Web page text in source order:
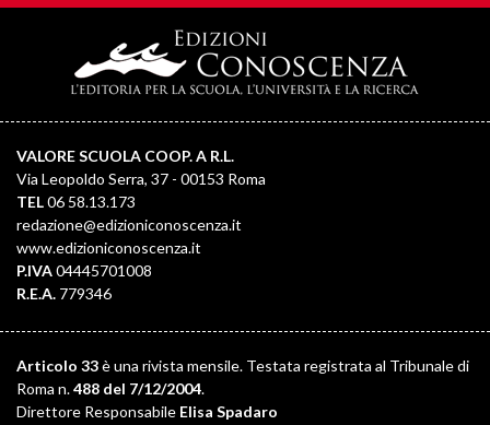
VALORE SCUOLA COOP. A R.L.
Via Leopoldo Serra, 37 - 00153 Roma
TEL06 58.13.173
redazione@edizioniconoscenza.it
www.edizioniconoscenza.it
P.IVA04445701008
R.E.A. 779346
Articolo 33è una rivista mensile. Testata registrata al Tribunale di
Roma n.488 del 7/12/2004.
Direttore Responsabile Elisa Spadaro